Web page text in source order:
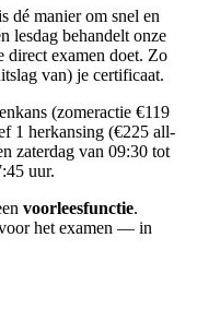
dé manier om snel en
lesdag behandelt onze
direct examen doet. Zo
van) je certificaat.
(zomeractie €119
1 herkansing (€225 all-
zaterdag van 09:30 tot
uur.
voorleesfunctie.
het examen — in